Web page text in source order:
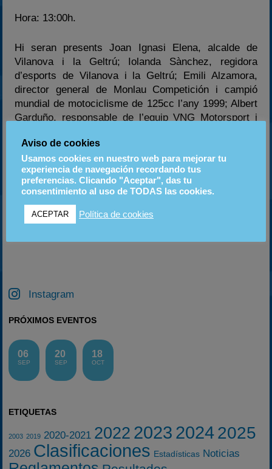
Hora: 13:00h.
Hi seran presents Joan Ignasi Elena, alcalde de
Vilanova i la Geltrú; Iolanda Sànchez, regidora
d’esports de Vilanova i la Geltrú; Emili Alzamora,
director general de Monlau Competición i campió
mundial de motociclisme de 125cc l’any 1999; Albert
Garduño, responsable de l’equip VNG Motorsport i
enviat per motorsport
Instagram
PRÓXIMOS EVENTOS
06
SEP
20
SEP
18
OCT
ETIQUETAS
2003 2019 2020-2021 2022 2023 20242025
2026 Clasificaciones Estadísticas Noticias
Aviso de cookies
Usamos cookies en nuestro web para mejorar tu
experiencia de navegación recordando tus
preferencias. Clicando "Aceptar", das tu
consentimiento al uso de TODAS las cookies.
ACEPTAR Política de cookies